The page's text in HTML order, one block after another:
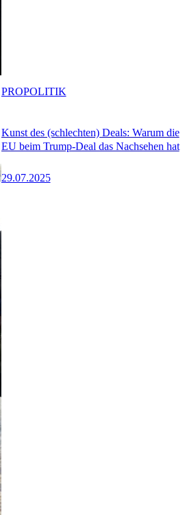
Kunst des (schlechten) Deals: Warum die
EU beim Trump-Deal das Nachsehen hat
29.07.2025
PROPOLITIK